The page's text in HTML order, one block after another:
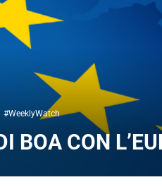
#WeeklyWatch
BOA CON